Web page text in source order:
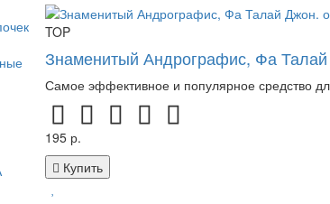
TOP
Знаменитый Андрографис, Фа Талай
Самое эффективное и популярное средство
195 р.
Купить